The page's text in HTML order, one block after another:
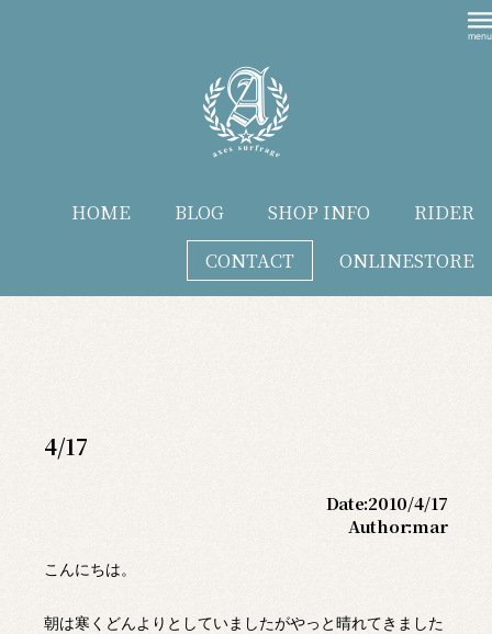
HOME BLOG SHOP INFO
RIDER
CONTACT
ONLINESTORE
4/17
Date:2010/4/17
Author:mar
こんにちは。
朝は寒くどんよりとしていましたがやっと晴れてきました